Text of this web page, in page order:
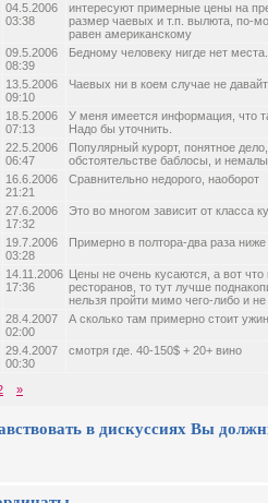
04.5.2006
03:38
интересуют примерные цены на
размер чаевых и т.п. вылюта, по-
равен американскому
09.5.2006
08:39
Бедному человеку нигде нет места.
13.5.2006
09:10
Чаевых ни в коем случае не
18.5.2006
07:13
У меня имеется информация, что
Надо бы уточнить.
22.5.2006
06:47
Популярный курорт, понятное
обстоятельстве баблосы, и
16.6.2006
21:21
Сравнительно недорого, наоборот
27.6.2006
17:32
Это во многом зависит от класса
19.7.2006
03:28
Примерно в полтора-два раза ниже
14.11.2006
17:36
Цены не очень кусаются, а вот что
ресторанов, то тут лучше
нельзя пройти мимо чего-либо и не
28.4.2007
02:00
А сколько там примерно стоит
29.4.2007
00:30
смотря где. 40-150$ + 20+ вино
»
в дискуссиях Вы